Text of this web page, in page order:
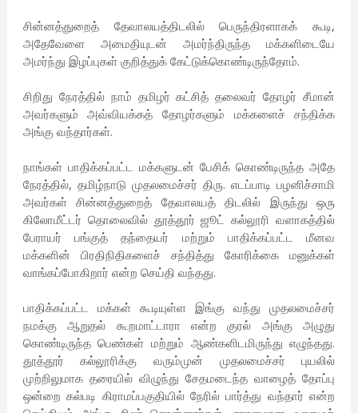
சின்னத்துறைத் தேவாலயத்திடலில் பெருந்திரளாகக் கூடி,
அதேவேளை அமைதியுடன் அமர்ந்திருந்த மக்களிடையே
அமர்ந்து இழப்புகள் குறித்துக் கேட்டுக்கொண்டிருந்தோம்.
சிறிது நேரத்தில் நாம் தமிழர் கட்சித் தலைவர் தோழர் சீமான்
அவர்களும் அவ்வியக்கத் தோழர்களும் மக்களைச் சந்திக்க
அங்கு வந்தார்கள்.
நாங்கள் பாதிக்கப்பட்ட மக்களுடன் பேசிக் கொண்டிருந்த அதே
நேரத்தில், தமிழ்நாடு முதலமைச்சர் திரு. எடப்பாடி பழனிச்சாமி
அவர்கள் சின்னத்துறைத் தேவாலயத் திடலில் இருந்து ஒரு
கிலோமீட்டர் தொலைவில் தூத்தூர் ஜூட் கல்லூரி வளாகத்தில்
பேராயர் பங்குத் தந்தையர் மற்றும் பாதிக்கப்பட்ட மீனவ
மக்களின் பிரதிநிதிகளைச் சந்தித்து கோரிக்கை மனுக்கள்
வாங்கப்போகிறார் என்ற செய்தி வந்தது.
பாதிக்கப்பட்ட மக்கள் கூடியுள்ள இங்கு வந்து முதலமைச்சர்
நமக்கு ஆறுதல் கூறமாட்டாரா என்ற குரல் அங்கு அழுது
கொண்டிருந்த பெண்கள் மற்றும் ஆண்களிடமிருந்து எழுந்தது.
தூத்தூர் கல்லூரிக்கு வரும்முன் முதலமைச்சர் புயலில்
முற்றிலுமாக தரையில் விழுந்து சேதமடைந்த வாழைத் தோப்பு
ஒன்றை கல்படி கிராமப்பகுதியில் நேரில் பார்த்து வந்தார் என்ற